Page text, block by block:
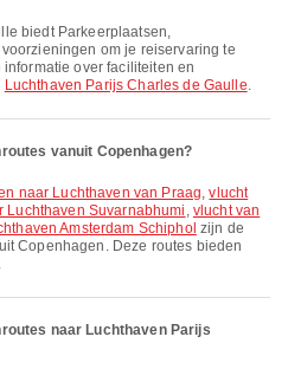
om je reiservaring te
over faciliteiten en
Luchthaven Parijs Charles de Gaulle.
vanuit Copenhagen?
naar Luchthaven van Praag,vlucht
Luchthaven Suvarnabhumi , vlucht van
Amsterdam Schiphol zijn de
Copenhagen. Deze routes bieden
naar Luchthaven Parijs